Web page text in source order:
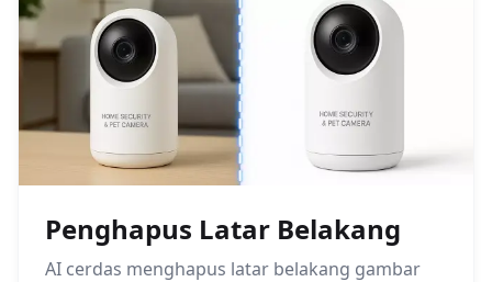
Penghapus Latar Belakang
AI cerdas menghapus latar belakang gambar